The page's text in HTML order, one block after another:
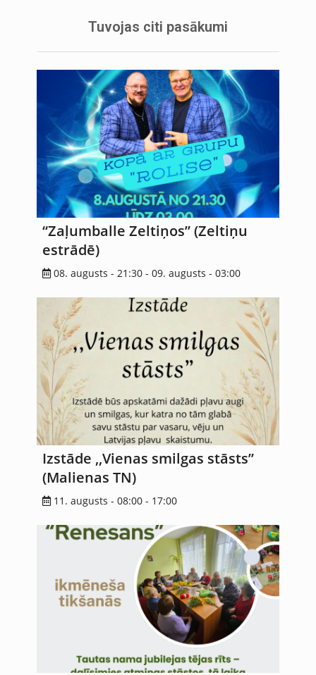
Tuvojas citi pasākumi
“Zaļumballe Zeltiņos” (Zeltiņu
estrādē)
08. augusts - 21:30 -09. augusts - 03:00
Izstāde ,,Vienas smilgas stāsts”
(Malienas TN)
11. augusts - 08:00 - 17:00